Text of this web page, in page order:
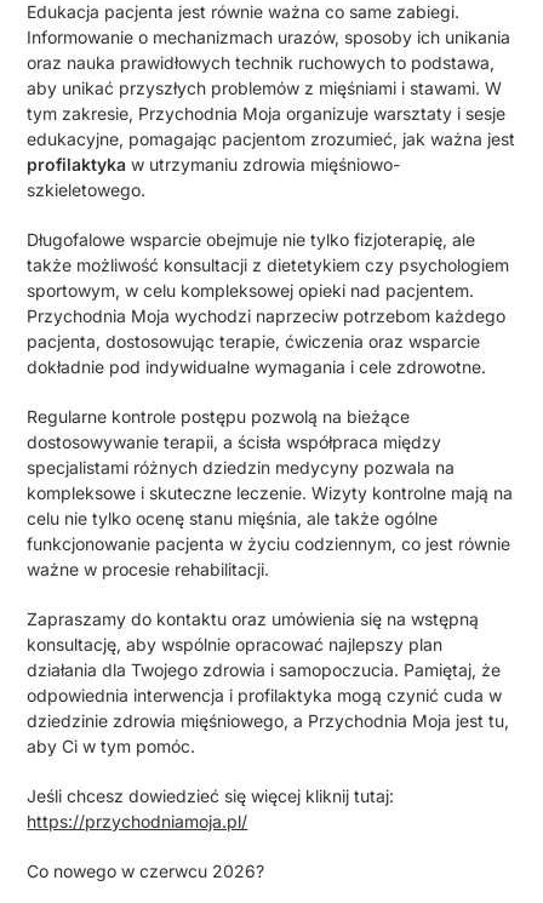
Edukacja pacjenta jest równie ważna co same zabiegi.
Informowanie o mechanizmach urazów, sposoby ich unikania
oraz nauka prawidłowych technik ruchowych to podstawa,
aby unikać przyszłych problemów z mięśniami i stawami. W
tym zakresie, Przychodnia Moja organizuje warsztaty i sesje
edukacyjne, pomagając pacjentom zrozumieć, jak ważna jest
profilaktyka w utrzymaniu zdrowia mięśniowo-
szkieletowego.
Długofalowe wsparcie obejmuje nie tylko fizjoterapię, ale
także możliwość konsultacji z dietetykiem czy psychologiem
sportowym, w celu kompleksowej opieki nad pacjentem.
Przychodnia Moja wychodzi naprzeciw potrzebom każdego
pacjenta, dostosowując terapie, ćwiczenia oraz wsparcie
dokładnie pod indywidualne wymagania i cele zdrowotne.
Regularne kontrole postępu pozwolą na bieżące
dostosowywanie terapii, a ścisła współpraca między
specjalistami różnych dziedzin medycyny pozwala na
kompleksowe i skuteczne leczenie. Wizyty kontrolne mają na
celu nie tylko ocenę stanu mięśnia, ale także ogólne
funkcjonowanie pacjenta w życiu codziennym, co jest równie
ważne w procesie rehabilitacji.
Zapraszamy do kontaktu oraz umówienia się na wstępną
konsultację, aby wspólnie opracować najlepszy plan
działania dla Twojego zdrowia i samopoczucia. Pamiętaj, że
odpowiednia interwencja i profilaktyka mogą czynić cuda w
dziedzinie zdrowia mięśniowego, a Przychodnia Moja jest tu,
aby Ci w tym pomóc.
Jeśli chcesz dowiedzieć się więcej kliknij tutaj:
https://przychodniamoja.pl/
Co nowego w czerwcu 2026?